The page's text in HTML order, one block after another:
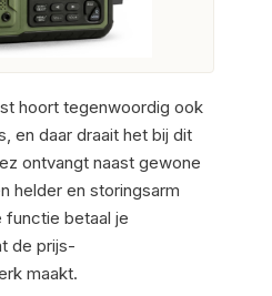
hoort tegenwoordig ook
en daar draait het bij dit
ontvangt naast gewone
helder en storingsarm
functie betaal je
de prijs-
maakt.